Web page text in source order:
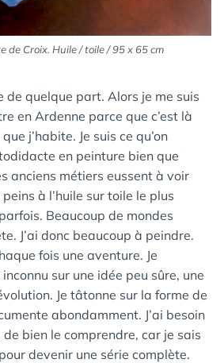
de Croix. Huile / toile / 95 x 65 cm
de quelque part. Alors je me suis
en Ardenne parce que c’est là
j’habite. Je suis ce qu’on
en peinture bien que
anciens métiers eussent à voir
à l’huile sur toile le plus
Beaucoup de mondes
J’ai donc beaucoup à peindre.
fois une aventure. Je
sur une idée peu sûre, une
Je tâtonne sur la forme de
abondamment. J’ai besoin
bien le comprendre, car je sais
devenir une série complète.